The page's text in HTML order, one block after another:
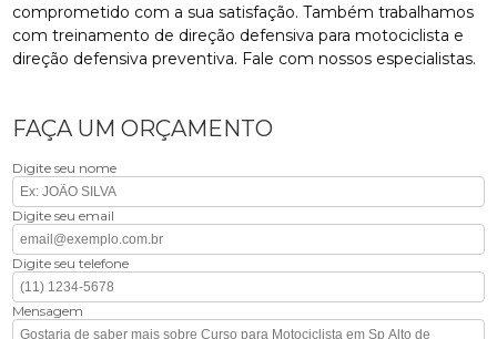
comprometido com a sua satisfação. Também trabalhamos
com treinamento de direção defensiva para motociclista e
direção defensiva preventiva. Fale com nossos especialistas.
FAÇA UM ORÇAMENTO
Digite seu nome
Digite seu email
Digite seu telefone
Mensagem